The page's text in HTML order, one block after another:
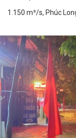
1.150 m³/s, Phúc